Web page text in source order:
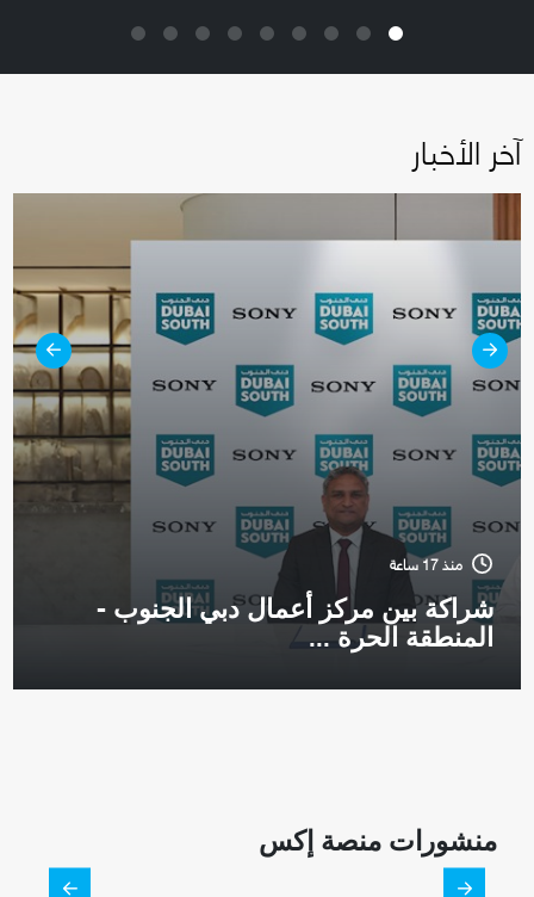
آخر الأخبار
منذ 17 ساعة
شراكة بين مركز أعمال دبي الجنوب -
المنطقة الحرة ...
منشورات منصة إكس